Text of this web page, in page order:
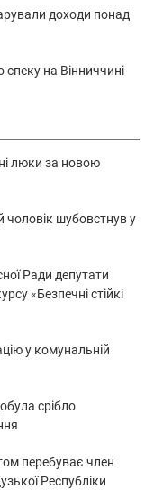
доходи понад
на Вінниччині
люки за новою
чоловік шубовстнув у
Ради депутати
«Безпечні стійкі
у комунальній
срібло
перебуває член
Республіки